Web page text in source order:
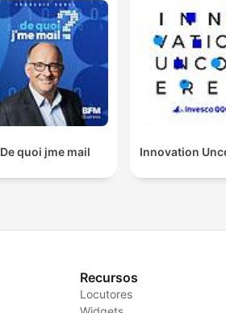
De quoi jme mail Innovation
Recursos
Locutores